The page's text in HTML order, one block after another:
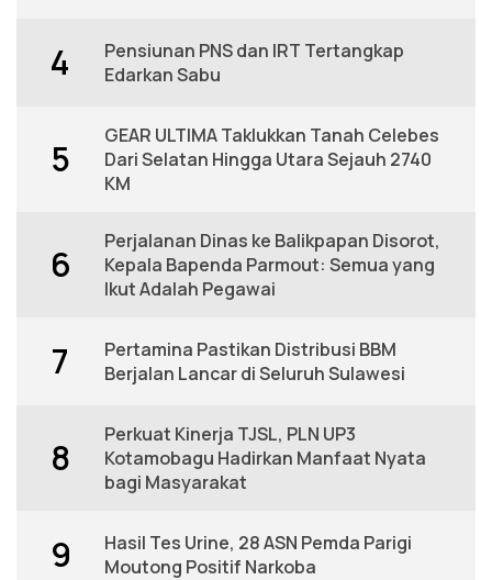
4
Pensiunan PNS dan IRT Tertangkap
Edarkan Sabu
5
GEAR ULTIMA Taklukkan Tanah Celebes
Dari Selatan Hingga Utara Sejauh 2740
KM
6
Perjalanan Dinas ke Balikpapan Disorot,
Kepala Bapenda Parmout: Semua yang
Ikut Adalah Pegawai
7
Pertamina Pastikan Distribusi BBM
Berjalan Lancar di Seluruh Sulawesi
8
Perkuat Kinerja TJSL, PLN UP3
Kotamobagu Hadirkan Manfaat Nyata
bagi Masyarakat
9
Hasil Tes Urine, 28 ASN Pemda Parigi
Moutong Positif Narkoba